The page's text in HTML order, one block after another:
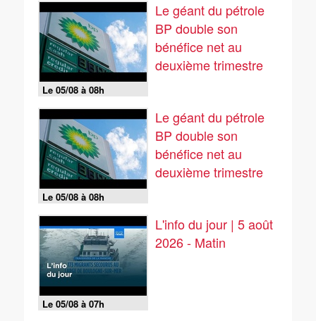
Le 05/08 à 08h
Le géant du pétrole
BP double son
bénéfice net au
deuxième trimestre
Le 05/08 à 08h
Le géant du pétrole
BP double son
bénéfice net au
deuxième trimestre
Le 05/08 à 07h
L'info du jour | 5 août
2026 - Matin